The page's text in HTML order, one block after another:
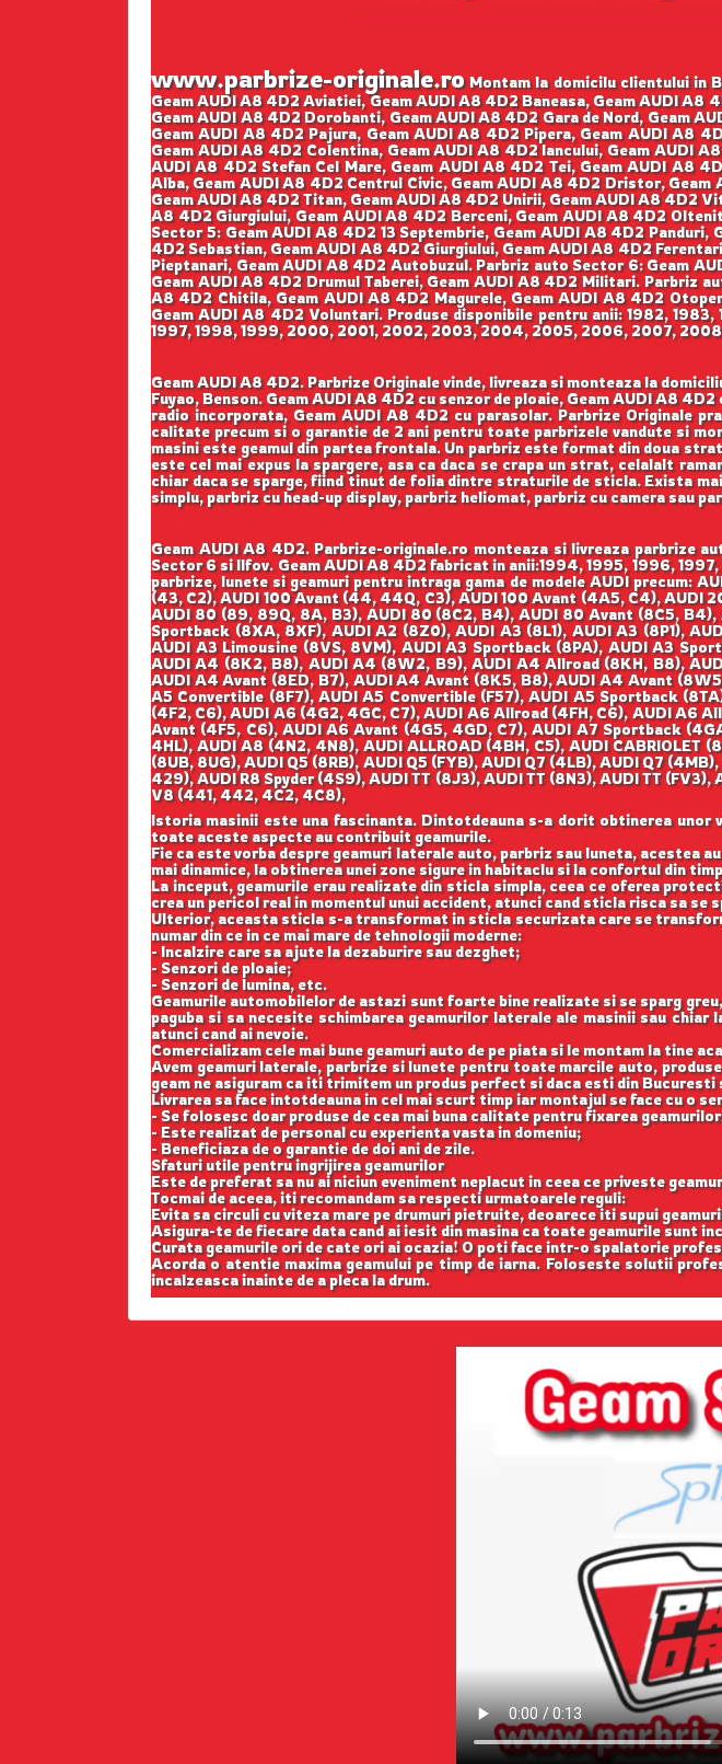
www.parbrize-originale.roMontam la domicilu clientului in
Geam AUDI A8 4D2 Aviatiei, Geam AUDI A8 4D2 Baneasa, Geam AUDI
Geam AUDI A8 4D2 Dorobanti, Geam AUDI A8 4D2 Gara de Nord, Geam
Geam AUDI A8 4D2 Pajura, Geam AUDI A8 4D2 Pipera, Geam AUDI A8
Geam AUDI A8 4D2 Colentina, Geam AUDI A8 4D2 Iancului, Geam AUDI
AUDI A8 4D2 Stefan Cel Mare, Geam AUDI A8 4D2 Tei, Geam AUDI A8
Alba, Geam AUDI A8 4D2 Centrul Civic, Geam AUDI A8 4D2 Dristor,
Geam AUDI A8 4D2 Titan, Geam AUDI A8 4D2 Unirii, Geam AUDI A8 4D2
A8 4D2 Giurgiului, Geam AUDI A8 4D2 Berceni, Geam AUDI A8 4D2
Sector 5: Geam AUDI A8 4D2 13 Septembrie, Geam AUDI A8 4D2
4D2 Sebastian, Geam AUDI A8 4D2 Giurgiului, Geam AUDI A8 4D2
Pieptanari, Geam AUDI A8 4D2 Autobuzul. Parbriz auto Sector 6: Geam
Geam AUDI A8 4D2 Drumul Taberei, Geam AUDI A8 4D2 Militari. Parbriz
A8 4D2 Chitila, Geam AUDI A8 4D2 Magurele, Geam AUDI A8 4D2
Geam AUDI A8 4D2 Voluntari. Produse disponibile pentru anii: 1982,
1997, 1998, 1999, 2000, 2001, 2002, 2003, 2004, 2005, 2006, 2007, 2008,
Geam AUDI A8 4D2. Parbrize Originale vinde, livreaza si monteaza la
Fuyao, Benson. Geam AUDI A8 4D2 cu senzor de ploaie, Geam AUDI A8
radio incorporata, Geam AUDI A8 4D2 cu parasolar. Parbrize Originale
calitate precum si o garantie de 2 ani pentru toate parbrizele vandute si
masini este geamul din partea frontala. Un parbriz este format din doua
este cel mai expus la spargere, asa ca daca se crapa un strat, celalalt
chiar daca se sparge, fiind tinut de folia dintre straturile de sticla. Exista
simplu, parbriz cu head-up display, parbriz heliomat, parbriz cu camera sau
Geam AUDI A8 4D2. Parbrize-originale.ro monteaza si livreaza parbrize
Sector 6 si Ilfov. Geam AUDI A8 4D2 fabricat in anii:1994, 1995, 1996,
parbrize, lunete si geamuri pentru intraga gama de modele AUDI precum:
(43, C2), AUDI 100 Avant (44, 44Q, C3), AUDI 100 Avant (4A5, C4),
AUDI 80 (89, 89Q, 8A, B3), AUDI 80 (8C2, B4), AUDI 80 Avant (8C5,
Sportback (8XA, 8XF), AUDI A2 (8Z0), AUDI A3 (8L1), AUDI A3 (8P1),
AUDI A3 Limousine (8VS, 8VM), AUDI A3 Sportback (8PA), AUDI A3
AUDI A4 (8K2, B8), AUDI A4 (8W2, B9), AUDI A4 Allroad (8KH, B8),
AUDI A4 Avant (8ED, B7), AUDI A4 Avant (8K5, B8), AUDI A4 Avant
A5 Convertible (8F7), AUDI A5 Convertible (F57), AUDI A5 Sportback
(4F2, C6), AUDI A6 (4G2, 4GC, C7), AUDI A6 Allroad (4FH, C6), AUDI A6
Avant (4F5, C6), AUDI A6 Avant (4G5, 4GD, C7), AUDI A7 Sportback
4HL), AUDI A8 (4N2, 4N8), AUDI ALLROAD (4BH, C5), AUDI CABRIOLET
(8UB, 8UG), AUDI Q5 (8RB), AUDI Q5 (FYB), AUDI Q7 (4LB), AUDI Q7
429), AUDI R8 Spyder (4S9), AUDI TT (8J3), AUDI TT (8N3), AUDI TT
V8 (441, 442, 4C2, 4C8),
Istoria masinii este una fascinanta. Dintotdeauna s-a dorit obtinerea unor
toate aceste aspecte au contribuit geamurile.
Fie ca este vorba despre geamuri laterale auto, parbriz sau luneta,
mai dinamice, la obtinerea unei zone sigure in habitaclu si la confortul din
La inceput, geamurile erau realizate din sticla simpla, ceea ce oferea
crea un pericol real in momentul unui accident, atunci cand sticla risca sa se
Ulterior, aceasta sticla s-a transformat in sticla securizata care se
numar din ce in ce mai mare de tehnologii moderne:
- Incalzire care sa ajute la dezaburire sau dezghet;
- Senzori de ploaie;
- Senzori de lumina, etc.
Geamurile automobilelor de astazi sunt foarte bine realizate si se sparg
paguba si sa necesite schimbarea geamurilor laterale ale masinii sau
atunci cand ai nevoie.
Comercializam cele mai bune geamuri auto de pe piata si le montam la tine
Avem geamuri laterale, parbrize si lunete pentru toate marcile auto,
geam ne asiguram ca iti trimitem un produs perfect si daca esti din
Livrarea sa face intotdeauna in cel mai scurt timp iar montajul se face cu o
- Se folosesc doar produse de cea mai buna calitate pentru fixarea
- Este realizat de personal cu experienta vasta in domeniu;
- Beneficiaza de o garantie de doi ani de zile.
Sfaturi utile pentru ingrijirea geamurilor
Este de preferat sa nu ai niciun eveniment neplacut in ceea ce priveste
Tocmai de aceea, iti recomandam sa respecti urmatoarele reguli:
Evita sa circuli cu viteza mare pe drumuri pietruite, deoarece iti supui
Asigura-te de fiecare data cand ai iesit din masina ca toate geamurile sunt
Curata geamurile ori de cate ori ai ocazia! O poti face intr-o spalatorie
Acorda o atentie maxima geamului pe timp de iarna. Foloseste solutii
incalzeasca inainte de a pleca la drum.